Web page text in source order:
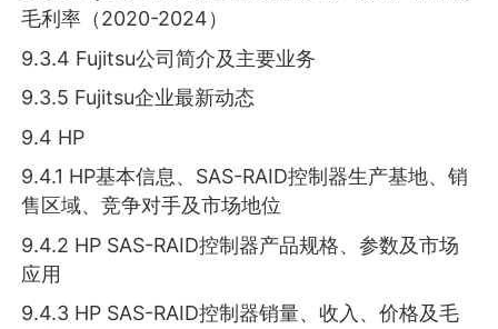
毛利率（2020-2024）
9.3.4 Fujitsu公司简介及主要业务
9.3.5 Fujitsu企业最新动态
9.4 HP
9.4.1 HP基本信息、SAS-RAID控制器生产基地、销
售区域、竞争对手及市场地位
9.4.2 HP SAS-RAID控制器产品规格、参数及市场
应用
9.4.3 HP SAS-RAID控制器销量、收入、价格及毛